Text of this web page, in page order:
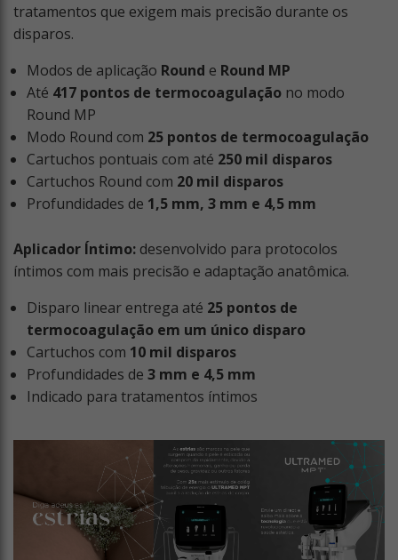
tratamentos que exigem mais precisão durante os
disparos.
Modos de aplicação Round e Round MP
Até 417 pontos de termocoagulação no modo
Round MP
Modo Round com 25 pontos de termocoagulação
Cartuchos pontuais com até 250 mil disparos
Cartuchos Round com 20 mil disparos
Profundidades de 1,5 mm, 3 mm e 4,5 mm
Aplicador Íntimo: desenvolvido para protocolos
íntimos com mais precisão e adaptação anatômica.
Disparo linear entrega até 25 pontos de
termocoagulação em um único disparo
Cartuchos com 10 mil disparos
Profundidades de 3 mm e 4,5 mm
Indicado para tratamentos íntimos